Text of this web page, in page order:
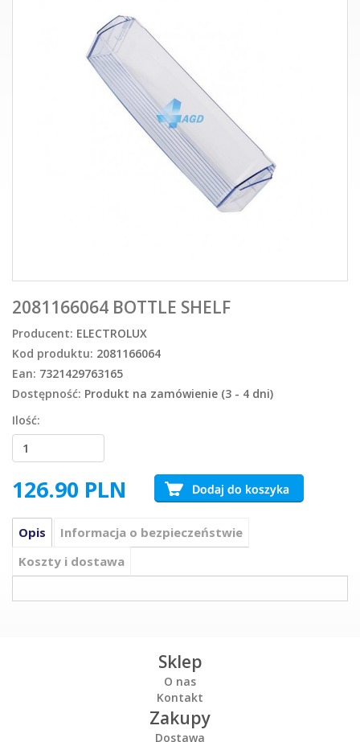
2081166064 BOTTLE SHELF
Producent: ELECTROLUX
Kod produktu: 2081166064
Ean: 7321429763165
Dostępność: Produkt na zamówienie (3 - 4 dni)
Ilość:
126.90 PLN
Opis
Informacja o bezpieczeństwie
Koszty i dostawa
Sklep
O nas
Kontakt
Zakupy
Dostawa